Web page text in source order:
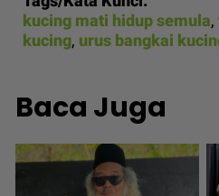
kucing mati hidup semula,
kucing, urus bangkai
Baca Juga